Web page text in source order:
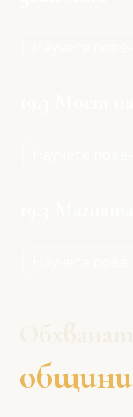
общини